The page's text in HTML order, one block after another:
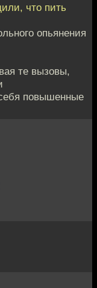
что пить
опьянения
те вызовы,
повышенные